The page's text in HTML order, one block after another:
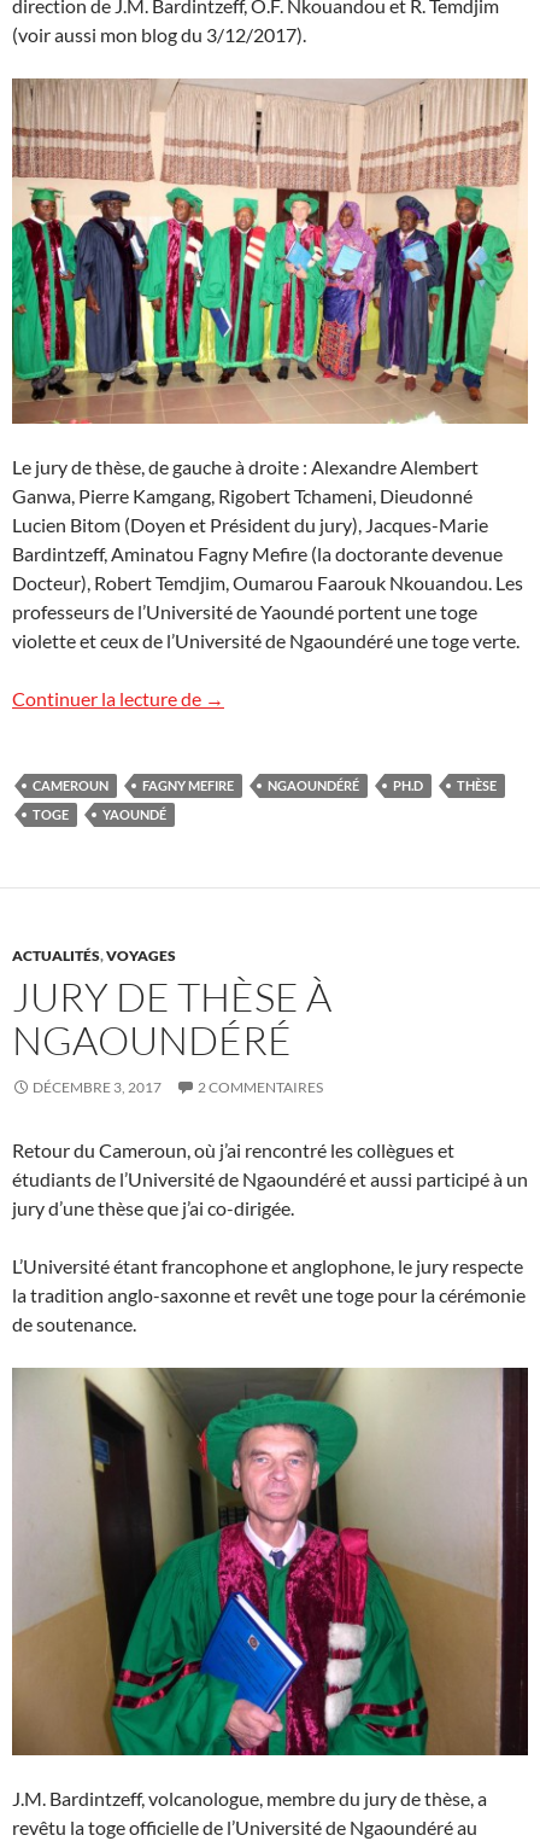
direction de J.M. Bardintzeff, O.F. Nkouandou et R. Temdjim
(voir aussi mon blog du 3/12/2017).
Le jury de thèse, de gauche à droite : Alexandre Alembert
Ganwa, Pierre Kamgang, Rigobert Tchameni, Dieudonné
Lucien Bitom (Doyen et Président du jury), Jacques-Marie
Bardintzeff, Aminatou Fagny Mefire (la doctorante devenue
Docteur), Robert Temdjim, Oumarou Faarouk Nkouandou. Les
professeurs de l’Université de Yaoundé portent une toge
violette et ceux de l’Université de Ngaoundéré une toge verte.
Continuer la lecture de Thèse au Cameroun
→
CAMEROUN FAGNY MEFIRE NGAOUNDÉRÉ PH.D
THÈSE
TOGE
YAOUNDÉ
ACTUALITÉS,VOYAGES
JURY DE THÈSE À
NGAOUNDÉRÉ
DÉCEMBRE 3, 2017 2 COMMENTAIRES
Retour du Cameroun, où j’ai rencontré les collègues et
étudiants de l’Université de Ngaoundéré et aussi participé à un
jury d’une thèse que j’ai co-dirigée.
L’Université étant francophone et anglophone, le jury respecte
la tradition anglo-saxonne et revêt une toge pour la cérémonie
de soutenance.
J.M. Bardintzeff, volcanologue, membre du jury de thèse, a
revêtu la toge officielle de l’Université de Ngaoundéré au